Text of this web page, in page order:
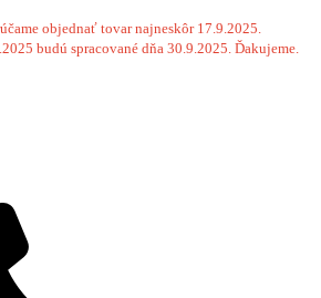
objednať tovar najneskôr 17.9.2025.
budú spracované dňa 30.9.2025. Ďakujeme.